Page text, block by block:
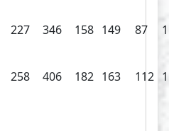
227 346 158 149 87
258 406 182 163 112